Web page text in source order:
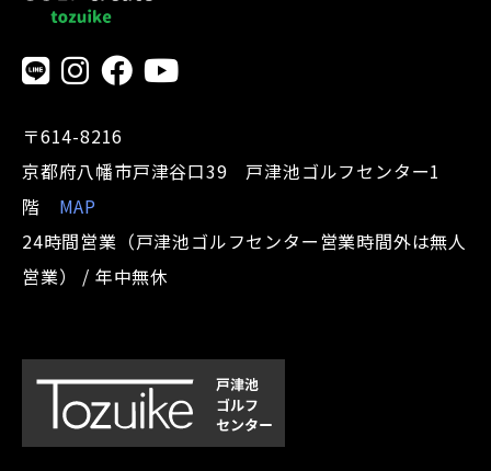
〒614-8216
京都府八幡市戸津谷口39 戸津池ゴルフセンター1
階 MAP
24時間営業（戸津池ゴルフセンター営業時間外は無人
営業） / 年中無休